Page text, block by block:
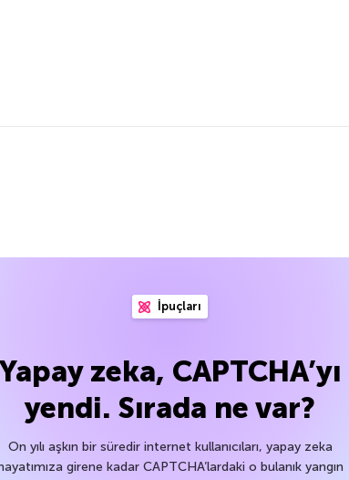
İpuçları
Yapay zeka, CAPTCHA’yı
yendi. Sırada ne var?
On yılı aşkın bir süredir internet kullanıcıları, yapay zeka
girene kadar CAPTCHA’lardaki o bulanık yangın